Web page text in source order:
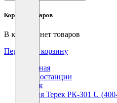
Корзина товаров
В корзине нет товаров
Перейти в корзину
Главная
Радиостанции
Терек
Рация Терек РК-301 U